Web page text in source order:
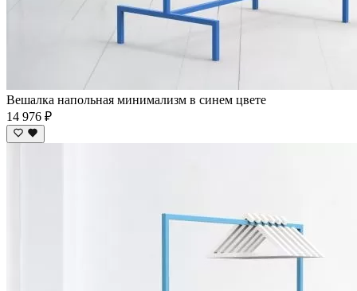
Вешалка напольная минимализм в синем цвете
14 976 ₽